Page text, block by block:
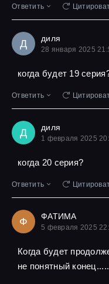
Ответить
Д диля
28 января 2025
когда будет 19
Ответить
Д диля
1 февраля 2025
когда 20 серия?
Ответить
Ф ФАТИМА
5 февраля 2025
Когда будет
не понятный